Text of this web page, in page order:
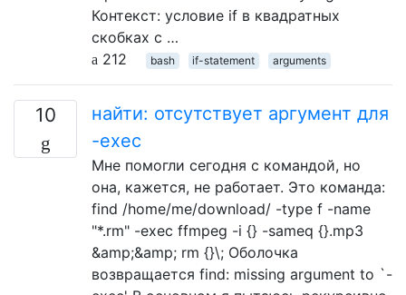
Контекст: условие if в квадратных
скобках с …
212
bash if-statement arguments
10
найти: отсутствует аргумент для
-exec
Мне помогли сегодня с командой, но
она, кажется, не работает. Это команда:
find /home/me/download/ -type f -name
"*.rm" -exec ffmpeg -i {} -sameq {}.mp3
&amp;&amp; rm {}\; Оболочка
возвращается find: missing argument to `-